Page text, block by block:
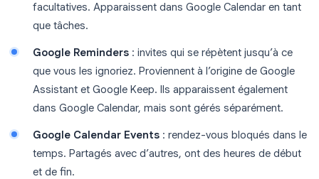
facultatives. Apparaissent dans Google Calendar en tant
que tâches.
Google Reminders : invites qui se répètent jusqu’à ce
que vous les ignoriez. Proviennent à l’origine de Google
Assistant et Google Keep. Ils apparaissent également
dans Google Calendar, mais sont gérés séparément.
Google Calendar Events : rendez-vous bloqués dans le
temps. Partagés avec d’autres, ont des heures de début
et de fin.